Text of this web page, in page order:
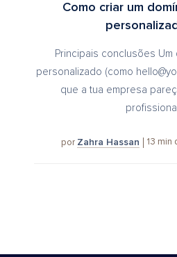
Como criar um
Principais conclusões Um
personalizado (como
que a tua empresa
por Zahra Hassan 13 min